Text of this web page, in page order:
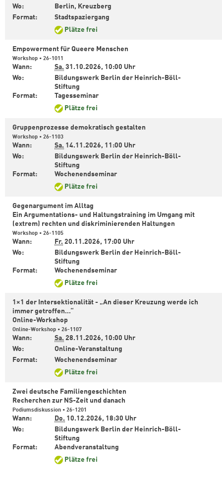
Wo:
Berlin, Kreuzberg
Format:
Stadtspaziergang
Plätze frei
Empowerment für Queere Menschen
Workshop • 26-1011
Wann: Sa. 31.10.2026, 10:00 Uhr
Wo:
Bildungswerk Berlin der Heinrich-Böll-
Stiftung
Format:
Tagesseminar
Plätze frei
Gruppenprozesse demokratisch gestalten
Workshop • 26-1103
Wann: Sa. 14.11.2026, 11:00 Uhr
Wo:
Bildungswerk Berlin der Heinrich-Böll-
Stiftung
Format:
Wochenendseminar
Plätze frei
Gegenargument im Alltag
Ein Argumentations- und Haltungstraining im Umgang mit
(extrem) rechten und diskriminierenden Haltungen
Workshop • 26-1105
Wann: Fr. 20.11.2026, 17:00 Uhr
Wo:
Bildungswerk Berlin der Heinrich-Böll-
Stiftung
Format:
Wochenendseminar
Plätze frei
1×1 der Intersektionalität - „An dieser Kreuzung werde ich
immer getroffen…“
Online-Workshop
Online-Workshop • 26-1107
Wann: Sa. 28.11.2026, 10:00 Uhr
Wo:
Online-Veranstaltung
Format:
Wochenendseminar
Plätze frei
Zwei deutsche Familiengeschichten
Recherchen zur NS-Zeit und danach
Podiumsdiskussion • 26-1201
Wann: Do. 10.12.2026, 18:30 Uhr
Wo:
Bildungswerk Berlin der Heinrich-Böll-
Stiftung
Format:
Abendveranstaltung
Plätze frei